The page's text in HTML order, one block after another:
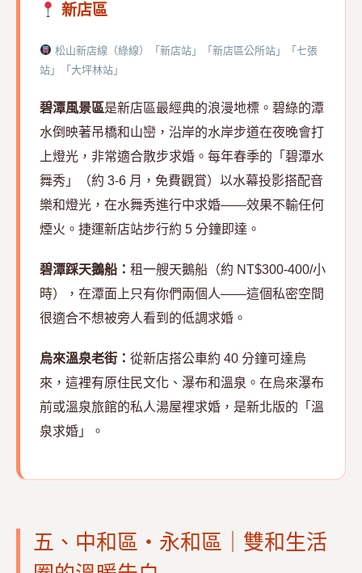
新店區
松山新店線（綠線）「新店站」「新店區公所站」「七張
站」「大坪林站」
碧潭風景區是新店區最經典的浪漫地標。碧綠的潭
水倒映著吊橋和山巒，沿岸的水岸步道在夜晚會打
上燈光，非常適合散步求婚。每年春季的「碧潭水
舞秀」（約 3-6 月，免費觀賞）以水幕投影搭配音
樂和燈光，在水舞秀進行中求婚——效果不輸任何
煙火。捷運新店站步行約 5 分鐘即達。
碧潭踩天鵝船： 租一艘天鵝船（約 NT$300-400/小
時），在潭面上只有你們兩個人——這個私密空間
很適合不想被旁人看到的低調求婚。
烏來溫泉老街： 從新店搭公車約 40 分鐘可達烏
來，這裡有原住民文化、瀑布和溫泉。在烏來瀑布
前或溫泉旅館的私人湯屋裡求婚，是新北版的「溫
泉求婚」。
五、中和區・永和區｜雙和生活